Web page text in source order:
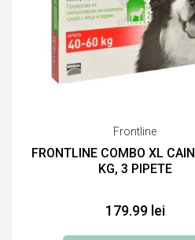
Frontline
FRONTLINE COMBO XL
KG, 3 PIPETE
179.99 lei